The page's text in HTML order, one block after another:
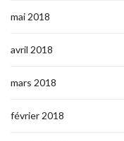
mai 2018
avril 2018
mars 2018
février 2018